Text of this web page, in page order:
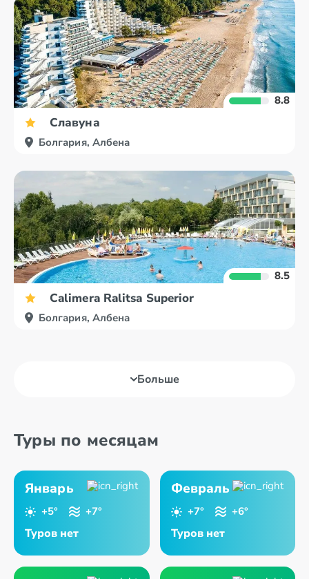
8.8
Славуна
Болгария, Албена
8.5
Calimera Ralitsa Superior
Болгария, Албена
Больше
Туры по месяцам
Январь
+5° +7°
Туров нет
Февраль
+7° +6°
Туров нет